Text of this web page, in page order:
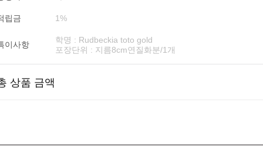
립금 1%
이사항
학명 : Rudbeckia toto gold
포장단위 : 지름8cm연질화분/1개
상품 금액